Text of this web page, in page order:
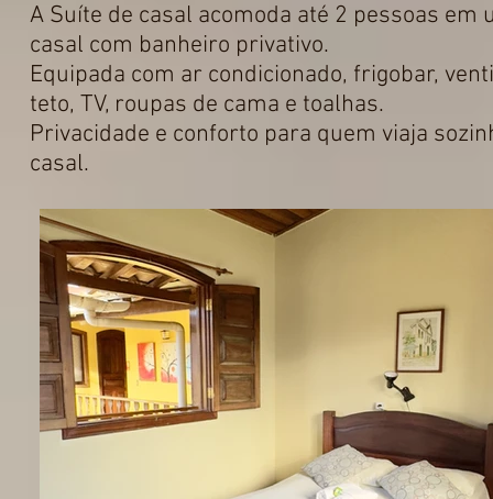
A Suíte de casal acomoda até 2 pessoas em
casal com banheiro privativo.
Equipada com ar condicionado, frigobar,
teto, TV, roupas de cama e toalhas.
Privacidade e conforto para quem viaja
casal.